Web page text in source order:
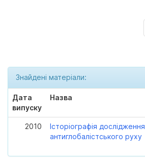
Знайдені матеріали:
Дата
випуску
Назва
2010
Історіографія дослідження
антиглобалістського руху